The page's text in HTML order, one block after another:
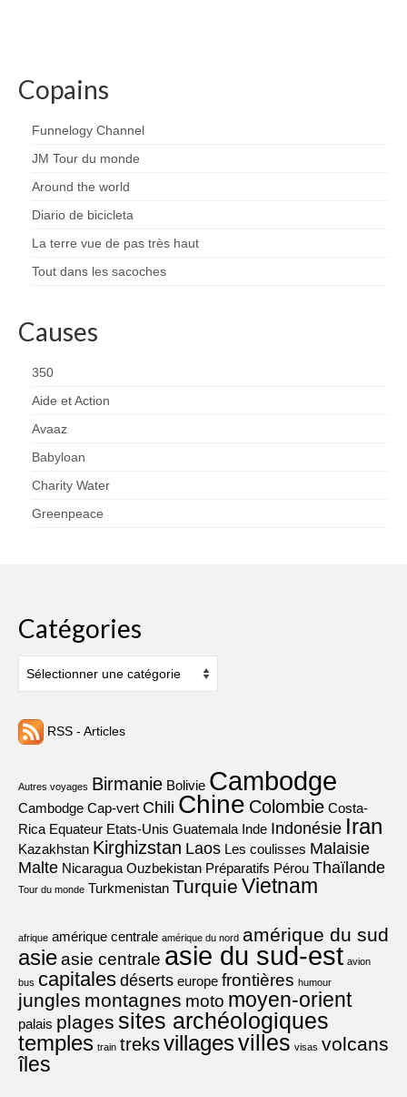
Copains
Funnelogy Channel
JM Tour du monde
Around the world
Diario de bicicleta
La terre vue de pas très haut
Tout dans les sacoches
Causes
350
Aide et Action
Avaaz
Babyloan
Charity Water
Greenpeace
Catégories
RSS - Articles
Autres voyages Birmanie Bolivie Cambodge
Cambodge Cap-vert Chili Chine Colombie Costa-
Rica Equateur Etats-Unis Guatemala Inde Indonésie Iran
Kazakhstan Kirghizstan Laos Les coulisses Malaisie
Malte Nicaragua Ouzbekistan Préparatifs Pérou Thaïlande
Tour du monde Turkmenistan Turquie Vietnam
afrique amérique centrale amérique du nord amérique du sud
asieasie centrale asie du sud-est avion
bus capitales déserts europe frontières humour
jungles montagnes moto moyen-orient
palais plages sites archéologiques
temples train treksvillagesvilles visas volcans
îles